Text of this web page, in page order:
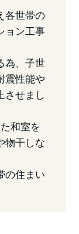
各世帯の
ョン工事
為、子世
震性能や
させまし
和室を
物干しな
の住まい